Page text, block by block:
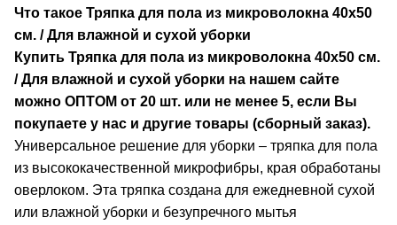
Что такое Тряпка для пола из микроволокна 40х50
см. / Для влажной и сухой уборки
Купить Тряпка для пола из микроволокна 40х50 см.
/ Для влажной и сухой уборки на нашем сайте
можно ОПТОМ от 20 шт. или не менее 5, если Вы
покупаете у нас и другие товары (сборный заказ).
Универсальное решение для уборки – тряпка для пола
из высококачественной микрофибры, края обработаны
оверлоком. Эта тряпка создана для ежедневной сухой
или влажной уборки и безупречного мытья